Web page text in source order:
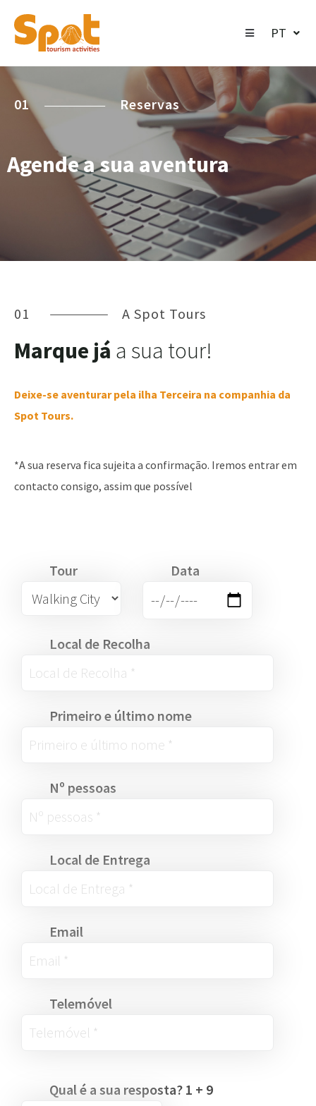
PT
01 Reservas
Agende a sua aventura
01 A Spot Tours
Marque já a sua tour!
Deixe-se aventurar pela ilha Terceira na companhia da
Spot Tours.
*A sua reserva fica sujeita a confirmação. Iremos entrar em
contacto consigo, assim que possível
Tour Data
Local de Recolha
Primeiro e último nome
Nº pessoas
Local de Entrega
Email
Telemóvel
Qual é a sua resposta? 1 + 9